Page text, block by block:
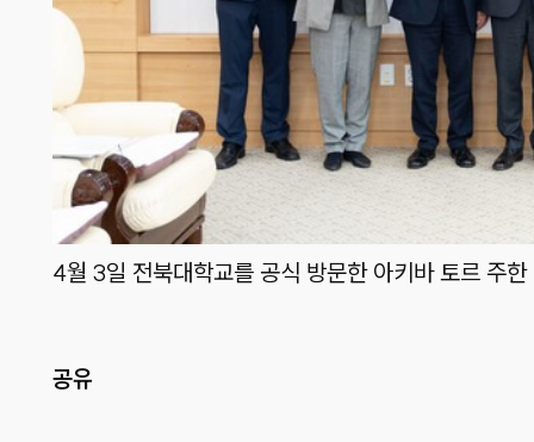
4월 3일 전북대학교를 공식 방문한 아키바 토르 주한
공유